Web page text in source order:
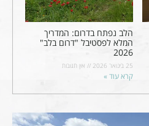
הלב נפתח בדרום: המדריך
המלא לפסטיבל "דרום בלב"
2026
25 בינואר 2026 אין תגובות
קרא עוד »